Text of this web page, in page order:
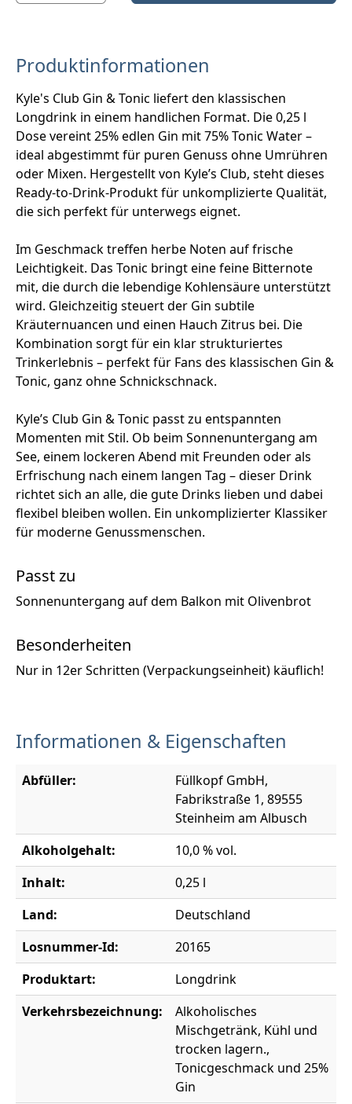
Produktinformationen
Kyle's Club Gin & Tonic liefert den klassischen
Longdrink in einem handlichen Format. Die 0,25 l
Dose vereint 25% edlen Gin mit 75% Tonic Water –
ideal abgestimmt für puren Genuss ohne Umrühren
oder Mixen. Hergestellt von Kyle’s Club, steht dieses
Ready-to-Drink-Produkt für unkomplizierte Qualität,
die sich perfekt für unterwegs eignet.
Im Geschmack treffen herbe Noten auf frische
Leichtigkeit. Das Tonic bringt eine feine Bitternote
mit, die durch die lebendige Kohlensäure unterstützt
wird. Gleichzeitig steuert der Gin subtile
Kräuternuancen und einen Hauch Zitrus bei. Die
Kombination sorgt für ein klar strukturiertes
Trinkerlebnis – perfekt für Fans des klassischen Gin &
Tonic, ganz ohne Schnickschnack.
Kyle’s Club Gin & Tonic passt zu entspannten
Momenten mit Stil. Ob beim Sonnenuntergang am
See, einem lockeren Abend mit Freunden oder als
Erfrischung nach einem langen Tag – dieser Drink
richtet sich an alle, die gute Drinks lieben und dabei
flexibel bleiben wollen. Ein unkomplizierter Klassiker
für moderne Genussmenschen.
Passt zu
Sonnenuntergang auf dem Balkon mit Olivenbrot
Besonderheiten
Nur in 12er Schritten (Verpackungseinheit) käuflich!
Informationen & Eigenschaften
Abfüller:
Füllkopf GmbH,
Fabrikstraße 1, 89555
Steinheim am Albusch
Alkoholgehalt:
10,0 % vol.
Inhalt:
0,25 l
Land:
Deutschland
Losnummer-Id:
20165
Produktart:
Longdrink
Verkehrsbezeichnung:
Alkoholisches
Mischgetränk, Kühl und
trocken lagern.,
Tonicgeschmack und 25%
Gin